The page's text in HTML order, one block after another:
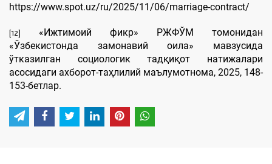
https://www.spot.uz/ru/2025/11/06/marriage-contract/
[12]
«Ижтимоий фикр» РЖФЎМ томонидан
«Ўзбекистонда замонавий оила» мавзусида
ўтказилган социологик тадқиқот натижалари
асосидаги ахборот-таҳлилий маълумотнома, 2025, 148-
153-бетлар.